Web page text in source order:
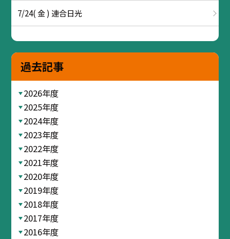
7/24( 金 ) 連合日光
過去記事
2026年度
2025年度
2024年度
2023年度
2022年度
2021年度
2020年度
2019年度
2018年度
2017年度
2016年度